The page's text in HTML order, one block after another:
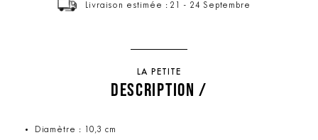
Livraison estimée : 21 - 24 Septembre
LA PETITE
DESCRIPTION /
Diamètre : 10,3 cm